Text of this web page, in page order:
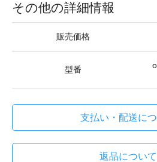
その他の詳細情報
販売価格
型番
支払い・配送に
返品について